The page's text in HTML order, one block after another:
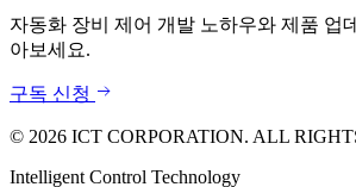
자동화 장비 제어 개발 노하우와 제품 업
아보세요.
구독 신청
© 2026 ICT CORPORATION. ALL
Intelligent Control Technology